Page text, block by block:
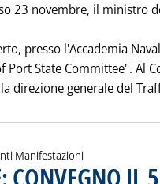
23 novembre, il ministro
presso l'Accademia
Port State Committee". Al
direzione generale del
Manifestazioni